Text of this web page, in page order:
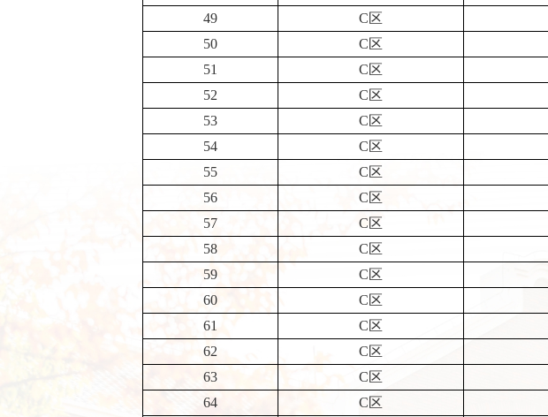
49
C区
50
C区
51
C区
52
C区
53
C区
54
C区
55
C区
56
C区
57
C区
58
C区
59
C区
60
C区
61
C区
62
C区
63
C区
64
C区